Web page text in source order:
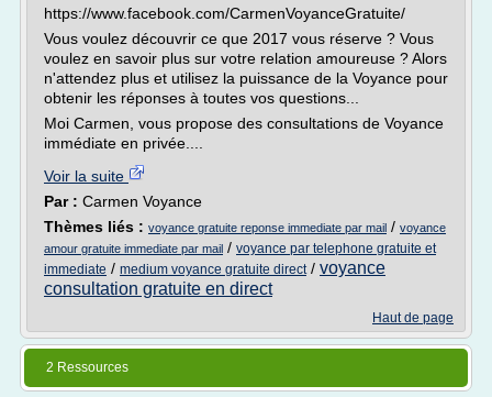
https://www.facebook.com/CarmenVoyanceGratuite/
Vous voulez découvrir ce que 2017 vous réserve ? Vous
voulez en savoir plus sur votre relation amoureuse ? Alors
n'attendez plus et utilisez la puissance de la Voyance pour
obtenir les réponses à toutes vos questions...
Moi Carmen, vous propose des consultations de Voyance
immédiate en privée....
Voir la suite
Par : Carmen Voyance
Thèmes liés : voyance gratuite reponse immediate par mail / voyance
amour gratuite immediate par mail / voyance par telephone gratuite et
immediate / medium voyance gratuite direct/ voyance
consultation gratuite en direct
Haut de page
2 Ressources